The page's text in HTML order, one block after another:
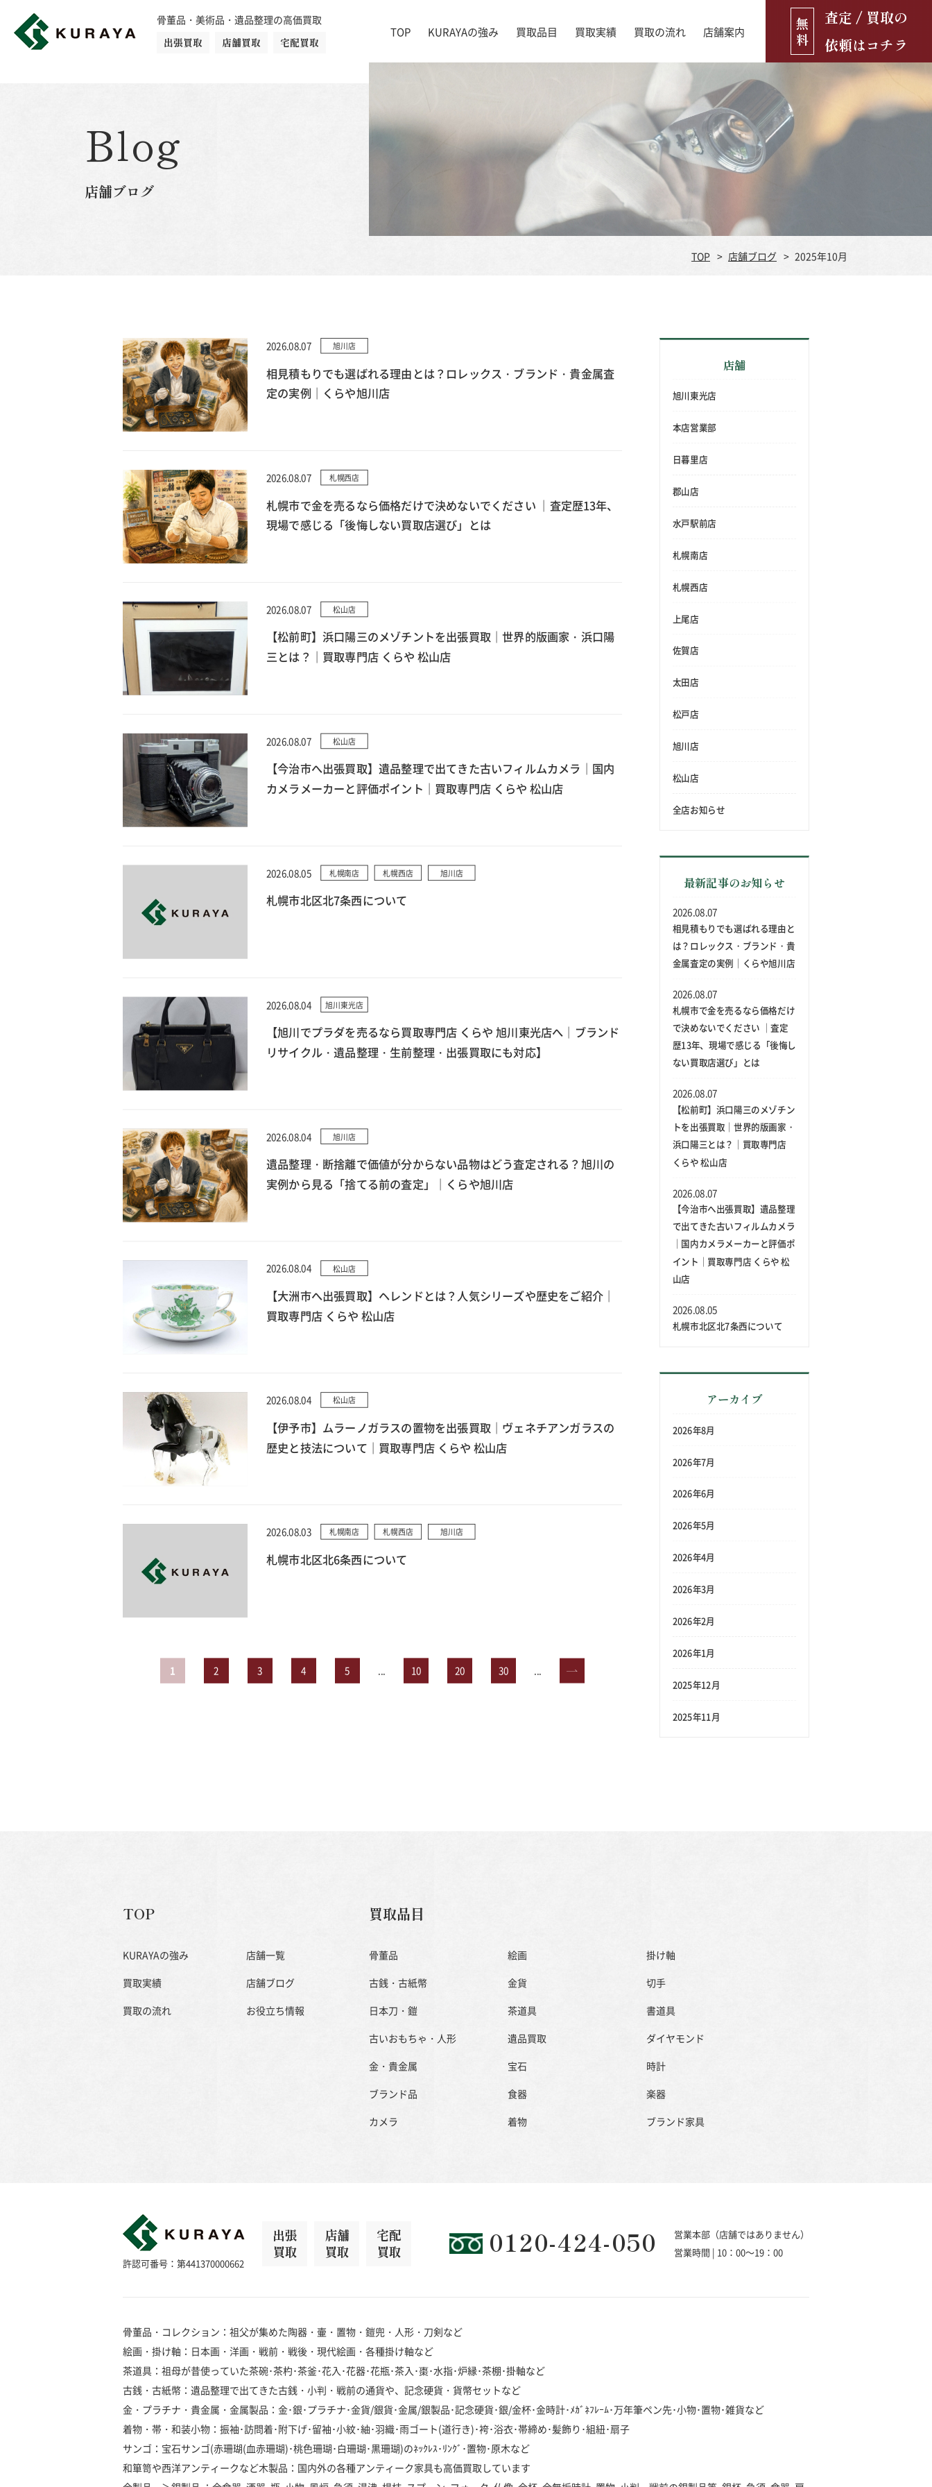
骨董品・美術品・遺品整理の高価買取
出張買取
店舗買取 宅配買取
TOP KURAYAの強み 買取品目
古銭・古紙幣
古いおもちゃ・人形 遺品買取
ダイヤモンド 時計 ブランド品 食器
楽器 ブランド家具
買取実績 買取の流れ 店舗案内
店舗ブログ お役立ち情報
無
料
査定 / 買取の
依頼はコチラ
Blog
店舗ブログ
TOP 店舗ブログ 2025年10月
2026.08.07 旭川店
相見積もりでも選ばれる理由とは？ロレックス・ブランド・貴金属査
定の実例｜くらや旭川店
2026.08.07 札幌西店
札幌市で金を売るなら価格だけで決めないでください ｜査定歴13年、
現場で感じる「後悔しない買取店選び」とは
2026.08.07 松山店
【松前町】浜口陽三のメゾチントを出張買取｜世界的版画家・浜口陽
三とは？｜買取専門店 くらや 松山店
2026.08.07 松山店
【今治市へ出張買取】遺品整理で出てきた古いフィルムカメラ｜国内
カメラメーカーと評価ポイント｜買取専門店 くらや 松山店
2026.08.05 札幌南店 札幌西店 旭川店
札幌市北区北7条西について
2026.08.04 旭川東光店
【旭川でプラダを売るなら買取専門店 くらや 旭川東光店へ｜ブランド
リサイクル・遺品整理・生前整理・出張買取にも対応】
2026.08.04 旭川店
遺品整理・断捨離で価値が分からない品物はどう査定される？旭川の
実例から見る「捨てる前の査定」｜くらや旭川店
2026.08.04 松山店
【大洲市へ出張買取】ヘレンドとは？人気シリーズや歴史をご紹介｜
買取専門店 くらや 松山店
2026.08.04 松山店
【伊予市】ムラーノガラスの置物を出張買取｜ヴェネチアンガラスの
歴史と技法について｜買取専門店 くらや 松山店
2026.08.03 札幌南店 札幌西店 旭川店
札幌市北区北6条西について
1 2 3 4 5 10 20 30 »
店舗
旭川東光店
本店営業部
日暮里店
郡山店
水戸駅前店
札幌南店
札幌西店
上尾店
佐賀店
太田店
松戸店
旭川店
松山店
全店お知らせ
最新記事のお知らせ
相見積もりでも選ばれる理由と
は？ロレックス・ブランド・貴
金属査定の実例｜くらや旭川店
2026.08.07
札幌市で金を売るなら価格だけ
で決めないでください ｜査定
歴13年、現場で感じる「後悔し
ない買取店選び」とは
2026.08.07
【松前町】浜口陽三のメゾチン
トを出張買取｜世界的版画家・
浜口陽三とは？｜買取専門店
くらや 松山店
2026.08.07
【今治市へ出張買取】遺品整理
で出てきた古いフィルムカメラ
｜国内カメラメーカーと評価ポ
イント｜買取専門店 くらや 松
山店
2026.08.07
札幌市北区北7条西について
2026.08.05
アーカイブ
2026年8月
2026年7月
2026年6月
2026年5月
2026年4月
2026年3月
2026年2月
2026年1月
2025年12月
2025年11月
TOP
KURAYAの強み
買取実績
買取の流れ
店舗一覧
店舗ブログ
お役立ち情報
買取品目
骨董品 絵画
掛け軸
古銭・古紙幣
金貨
切手
日本刀・鎧
茶道具
書道具
古いおもちゃ・人形
遺品買取
ダイヤモンド
金・貴金属
宝石
時計
ブランド品
食器
楽器
カメラ
着物 ブランド家具
許認可番号：第441370000662
出張
買取
店舗
買取
宅配
買取
0120-424-050
営業本部（店舗ではありません）
営業時間 | 10：00～19：00
骨董品・コレクション：祖父が集めた陶器・壷・置物・鎧兜・人形・刀剣など
絵画・掛け軸：日本画・洋画・戦前・戦後・現代絵画・各種掛け軸など
茶道具：祖母が昔使っていた茶碗･茶杓･茶釜･花入･花器･花瓶･茶入･棗･水指･炉縁･茶棚･掛軸など
古銭・古紙幣：遺品整理で出てきた古銭・小判・戦前の通貨や、記念硬貨・貨幣セットなど
金・プラチナ・貴金属・金属製品：金･銀･プラチナ･金貨/銀貨･金属/銀製品･記念硬貨･銀/金杯･金時計･ﾒｶﾞﾈﾌﾚｰﾑ･万年筆ペン先･小物･置物･雑貨など
着物・帯・和装小物：振袖･訪問着･附下げ･留袖･小紋･紬･羽織･雨ゴート(道行き)･袴･浴衣･帯締め･髪飾り･組紐･扇子
サンゴ：宝石サンゴ(赤珊瑚(血赤珊瑚)･桃色珊瑚･白珊瑚･黒珊瑚)のﾈｯｸﾚｽ･ﾘﾝｸﾞ･置物･原木など
和箪笥や西洋アンティークなど木製品：国内外の各種アンティーク家具も高価買取しています